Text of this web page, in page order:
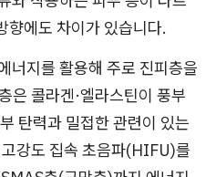
향에도 차이가 있습니다.
너지를 활용해 주로 진피층을
은 콜라겐·엘라스틴이 풍부
탄력과 밀접한 관련이 있는
강도 집속 초음파(HIFU)를